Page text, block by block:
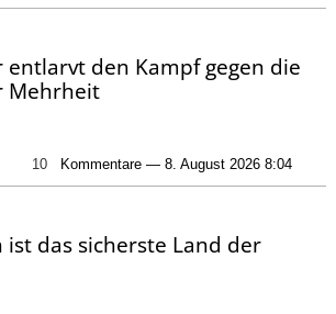
entlarvt den Kampf gegen die
Mehrheit
10 Kommentare — 8. August 2026 8:04
ist das sicherste Land der